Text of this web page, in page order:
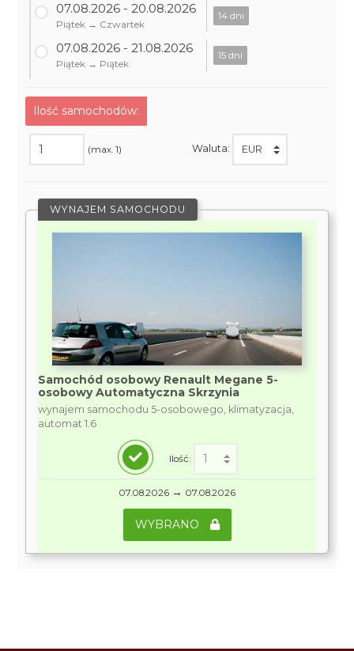
07.08.2026 - 20.08.2026
Piątek → Czwartek
14 dni
07.08.2026 - 21.08.2026
Piątek → Piątek
15 dni
Ilość samochodów:
(max. 1) Waluta:
WYNAJEM SAMOCHODU
Samochód osobowy Renault Megane 5-
osobowy Automatyczna Skrzynia
wynajem samochodu 5-osobowego, klimatyzacja,
automat 1.6
Ilość:
07.08.2026 → 07.08.2026
WYBRANO